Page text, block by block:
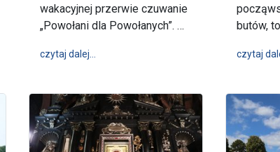
wakacyjnej przerwie czuwanie
„Powołani dla Powołanych”. …
czytaj dalej… wpis Pierwsze po wakacyjnej przerwie
butów,
czytaj